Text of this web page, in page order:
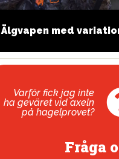
Älgvapen med
Varför fick jag inte
ha geväret vid axeln
på hagelprovet?
Fråga